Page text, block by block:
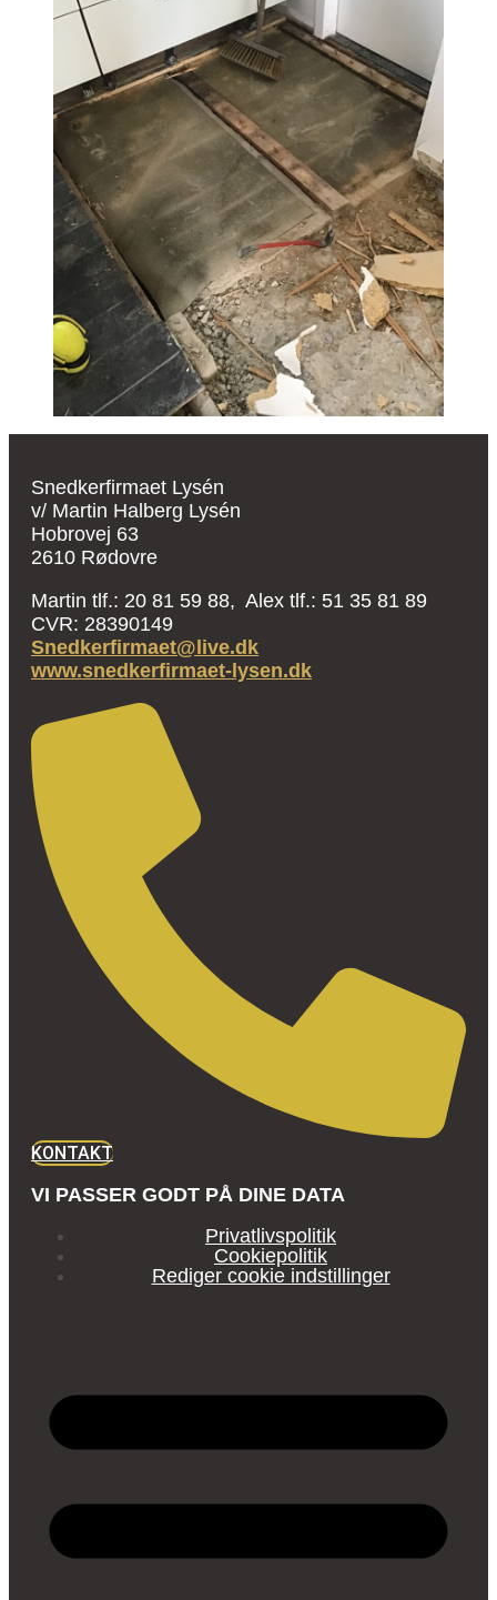
Snedkerfirmaet Lysén
v/ Martin Halberg Lysén
Hobrovej 63
2610 Rødovre
Martin tlf.: 20 81 59 88, Alex tlf.: 51 35 81 89
CVR: 28390149
Snedkerfirmaet@live.dk
www.snedkerfirmaet-lysen.dk
KONTAKT
VI PASSER GODT PÅ DINE DATA
Privatlivspolitik
Cookiepolitik
Rediger cookie indstillinger